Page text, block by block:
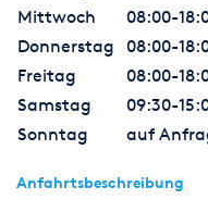
Mittwoch
08:00-
Donnerstag
08:00-
Freitag
08:00-
Samstag
09:30-
Sonntag
auf
Anfahrtsbeschreibung